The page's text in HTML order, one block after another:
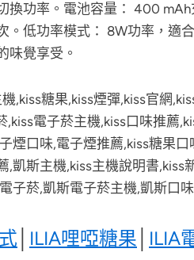
換功率。電池容量： 400
。低功率模式： 8W功率，適
味覺享受。
ILIA哩啞糖果 ILIA